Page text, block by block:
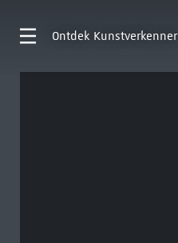
Ontdek Kunstverkenner